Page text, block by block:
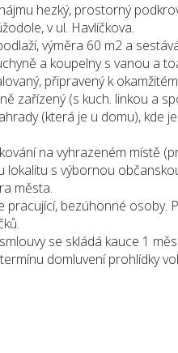
hezký, prostorný
v ul. Havlíčkova.
výměra 60 m2 a
a koupelny s vanou a
připravený k
zařízený (s kuch. linkou a
(která je u domu), kde
na vyhrazeném místě
lokalitu s výbornou
města.
pracující, bezúhonné osoby.
se skládá kauce 1
domluvení prohlídky